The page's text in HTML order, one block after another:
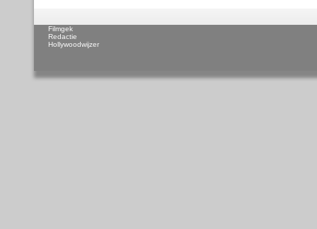
Filmgek
Redactie
Hollywoodwijzer